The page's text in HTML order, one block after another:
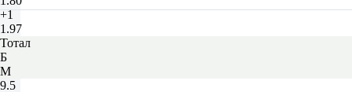
+1
1.97
Тотал
Б
М
9.5